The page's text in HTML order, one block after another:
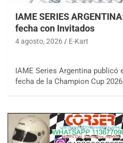
IAME SERIES
fecha con Invitados
4 agosto, 2026 E-Kart
IAME Series Argentina publicó
fecha de la Champion Cup